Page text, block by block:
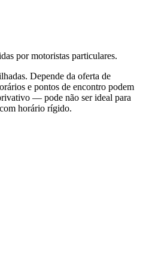
por motoristas particulares.
Depende da oferta de
e pontos de encontro podem
— pode não ser ideal para
horário rígido.